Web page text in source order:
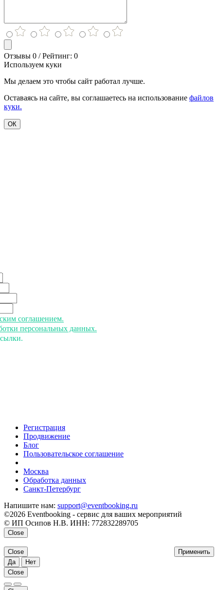
Отзывы 0 / Рейтинг: 0
Используем куки
Мы делаем это чтобы сайт работал лучше.
Оставаясь на сайте, вы соглашаетесь на использование файлов
куки.
ОК
соглашением.
персональных данных.
Регистрация
Продвижение
Блог
Пользовательское соглашение
Москва
Обработка данных
Санкт-Петербург
Напишите нам: support@eventbooking.ru
©2026 Eventbooking - сервис для ваших мероприятий
© ИП Осипов Н.В. ИНН: 772832289705
Close
Применить
Close
Да
Нет
Close